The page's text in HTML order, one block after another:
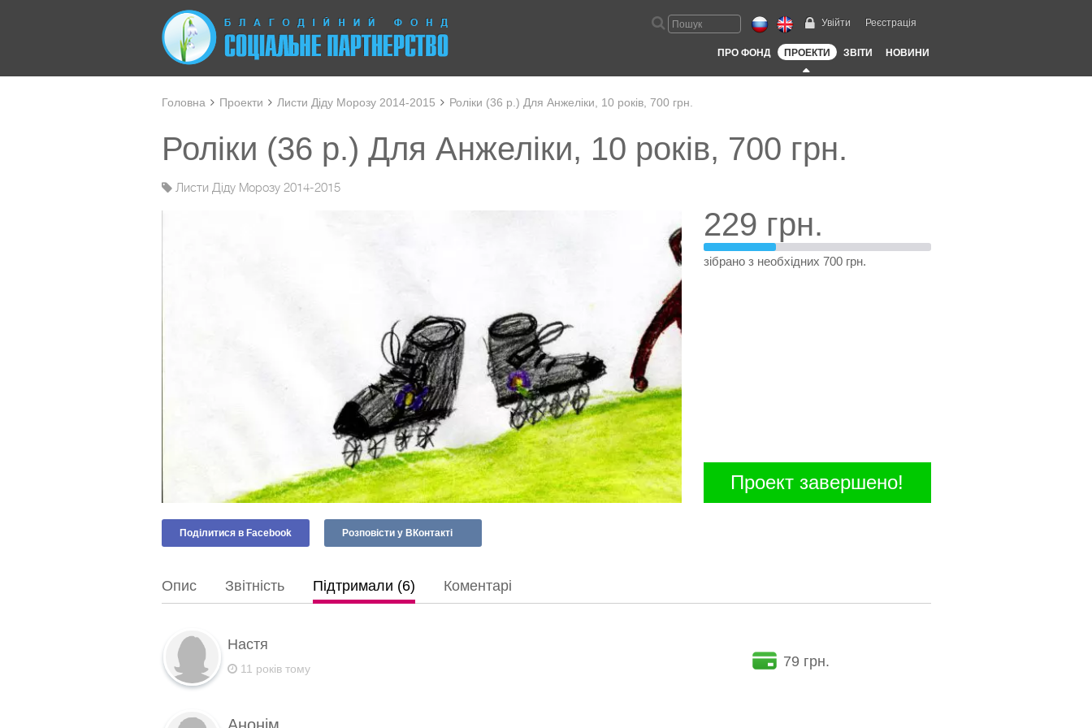
Увійти Реєстрація
ПРО ФОНД ПРОЕКТИ ЗВІТИ НОВИНИ
Головна Проекти Листи Діду Морозу 2014-2015 Роліки (36 р.) Для Анжеліки, 10 років, 700 грн.
Роліки (36 р.) Для Анжеліки, 10 років, 700 грн.
Листи Діду Морозу 2014-2015
229 грн.
зібрано з необхідних 700 грн.
Проект завершено!
Поділитися в Facebook Розповісти у ВКонтакті
Опис Звітність Підтримали (6) Коментарі
Настя
11 років тому 79 грн.